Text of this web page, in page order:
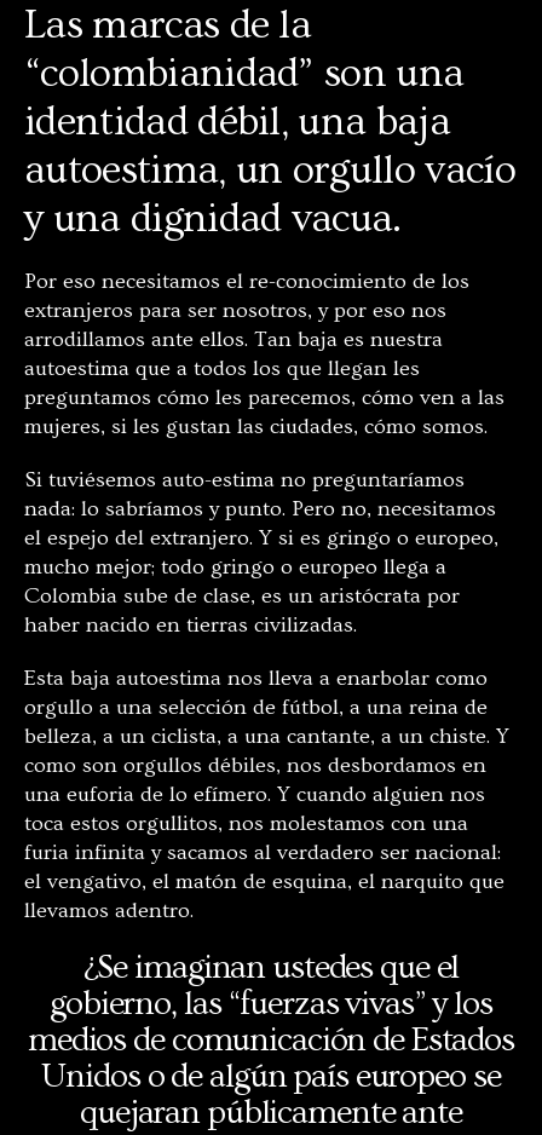
Las marcas de la
“colombianidad” son una
identidad débil, una baja
autoestima, un orgullo vacío
y una dignidad vacua.
Por eso necesitamos el re-conocimiento de los
extranjeros para ser nosotros, y por eso nos
arrodillamos ante ellos. Tan baja es nuestra
autoestima que a todos los que llegan les
preguntamos cómo les parecemos, cómo ven a las
mujeres, si les gustan las ciudades, cómo somos.
Si tuviésemos auto-estima no preguntaríamos
nada: lo sabríamos y punto. Pero no, necesitamos
el espejo del extranjero. Y si es gringo o europeo,
mucho mejor; todo gringo o europeo llega a
Colombia sube de clase, es un aristócrata por
haber nacido en tierras civilizadas.
Esta baja autoestima nos lleva a enarbolar como
orgullo a una selección de fútbol, a una reina de
belleza, a un ciclista, a una cantante, a un chiste. Y
como son orgullos débiles, nos desbordamos en
una euforia de lo efímero. Y cuando alguien nos
toca estos orgullitos, nos molestamos con una
furia infinita y sacamos al verdadero ser nacional:
el vengativo, el matón de esquina, el narquito que
llevamos adentro.
¿Se imaginan ustedes que el
gobierno, las “fuerzas vivas” y los
medios de comunicación de Estados
Unidos o de algún país europeo se
quejaran públicamente ante